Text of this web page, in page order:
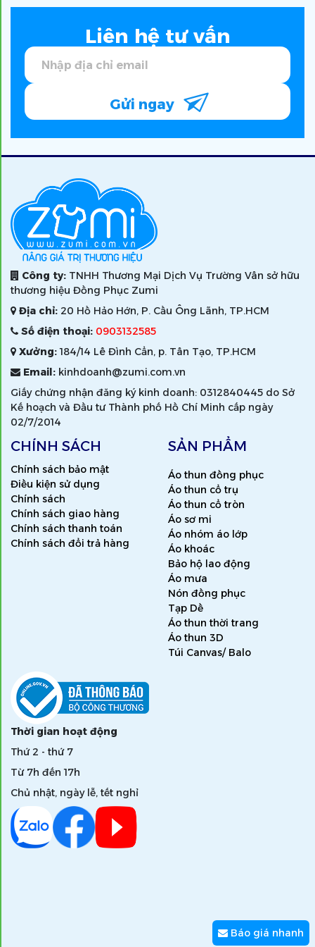
Liên hệ tư vấn
Gửi ngay
Công ty: TNHH Thương Mại Dịch Vụ Trường Vân sở hữu
thương hiệu Đồng Phục Zumi
Địa chỉ: 20 Hồ Hảo Hớn, P. Cầu Ông Lãnh, TP.HCM
Số điện thoại: 0903132585
Xưởng:184/14 Lê Đình Cẩn, p. Tân Tạo, TP.HCM
Email: kinhdoanh@zumi.com.vn
Giấy chứng nhận đăng ký kinh doanh: 0312840445 do Sở
Kế hoạch và Đầu tư Thành phố Hồ Chí Minh cấp ngày
02/7/2014
CHÍNH SÁCH
Chính sách bảo mật
Điều kiện sử dụng
Chính sách
Chính sách giao hàng
Chính sách thanh toán
Chính sách đổi trả hàng
SẢN PHẨM
Áo thun đồng phục
Áo thun cổ trụ
Áo thun cổ tròn
Áo sơ mi
Áo nhóm áo lớp
Áo khoác
Bảo hộ lao động
Áo mưa
Nón đồng phục
Tạp Dề
Áo thun thời trang
Áo thun 3D
Túi Canvas/ Balo
Thời gian hoạt động
Thứ 2 - thứ 7
Từ 7h đến 17h
Chủ nhật, ngày lễ, tết nghỉ
Báo giá nhanh